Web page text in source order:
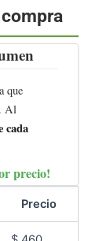
que
Al
cada
precio!
Precio